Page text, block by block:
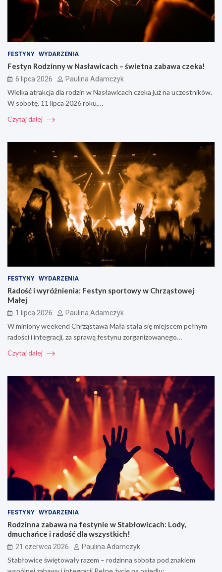
FESTYNY WYDARZENIA
Festyn Rodzinny w Nasławicach – świetna zabawa czeka!
6 lipca 2026 Paulina Adamczyk
Wielka atrakcja dla rodzin w Nasławicach czeka już na uczestników.
W sobotę, 11 lipca 2026 roku,…
Czytaj dalej
FESTYNY WYDARZENIA
Radość i wyróżnienia: Festyn sportowy w Chrząstowej
Małej
1 lipca 2026 Paulina Adamczyk
W miniony weekend Chrząstawa Mała stała się miejscem pełnym
radości i integracji, za sprawą festynu zorganizowanego…
Czytaj dalej
FESTYNY WYDARZENIA
Rodzinna zabawa na festynie w Stabłowicach: Lody,
dmuchańce i radość dla wszystkich!
21 czerwca 2026 Paulina Adamczyk
Stabłowice świętowały razem – rodzinna sobota pod znakiem